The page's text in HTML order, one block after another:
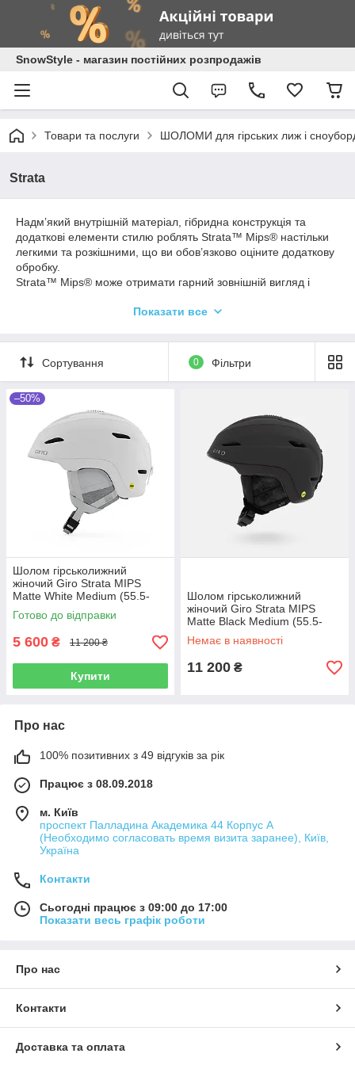
SnowStyle - магазин постійних розпродажів
Товари та послуги ШОЛОМИ для гірських лиж і
Strata
Надм’який внутрішній матеріал, гібридна конструкція та
додаткові елементи стилю роблять Strata™ Mips® настільки
легкими та розкішними, що ви обов’язково оціните додаткову
обробку.
Strata™ Mips® може отримати гарний зовнішній вигляд і
конструкцію, яка поєднує міцний вентильований верх з
бічними стінками для додаткового захисту. .
Strata також пропонує систему In Form 2 Fit System із
спеціальною швидкою вертикальною настройкою та захистом
Додаткові можливості шолома Strata включають регульовану
покращену вентиляцію та інтегроване кріплення для POV-
камери в міцному легкому корпусі.
Показати все
Сортування 0 Фільтри
–50%
Шолом гірськолижний
жіночий Giro Strata MIPS
Matte White Medium (55.5-
59cm)
Готово до відправки
5 600 ₴ 11 200 ₴
Купити
Шолом гірськолижний
жіночий Giro Strata MIPS
Matte Black Medium (55.5-
59cm)
Немає в наявності
11 200 ₴
Про нас
100% позитивних з 49 відгуків за рік
Працює з 08.09.2018
м. Київ
проспект Палладина Академика 44 Корпус А
(Необходимо согласовать время визита заранее), Київ,
Україна
Контакти
Сьогодні працює з 09:00 до 17:00
Показати весь графік роботи
Про нас
Контакти
Доставка та оплата